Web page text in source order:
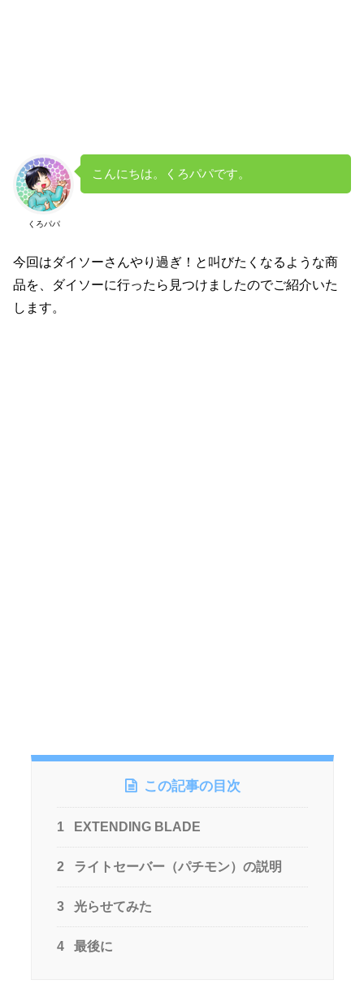
くろパパ
こんにちは。くろパパです。
今回はダイソーさんやり過ぎ！と叫びたくなるような商
品を、ダイソーに行ったら見つけましたのでご紹介いた
します。
この記事の目次
1 EXTENDING BLADE
2 ライトセーバー（パチモン）の説明
3 光らせてみた
4 最後に